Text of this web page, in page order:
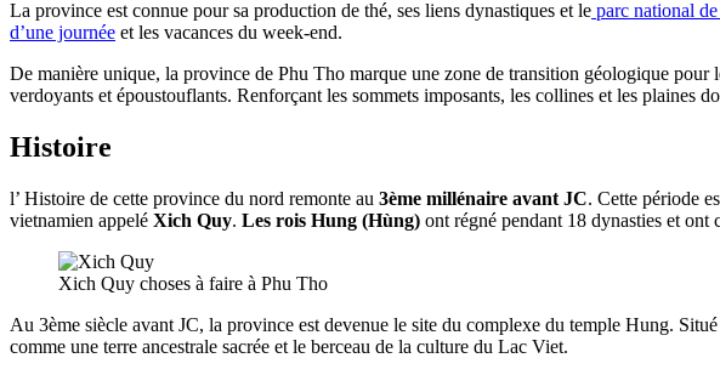
La province est connue pour sa production de thé, ses liens dynastiques et le parc national
d’une journée et les vacances du week-end.
De manière unique, la province de Phu Tho marque une zone de transition géologique
verdoyants et époustouflants. Renforçant les sommets imposants, les collines et les plaines
Histoire
l’ Histoire de cette province du nord remonte au 3ème millénaire avant JC. Cette période
vietnamien appelé Xich Quy. Les rois Hung (Hùng) ont régné pendant 18 dynasties et ont
Xich Quy choses à faire à Phu Tho
Au 3ème siècle avant JC, la province est devenue le site du complexe du temple Hung.
comme une terre ancestrale sacrée et le berceau de la culture du Lac Viet.